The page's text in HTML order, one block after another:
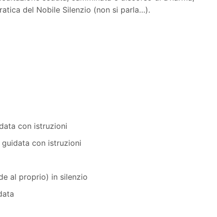
del Nobile Silenzio (non si parla…).
con istruzioni
con istruzioni
al proprio) in silenzio